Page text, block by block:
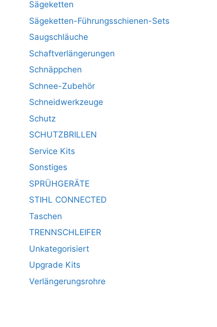
Sägeketten
Sägeketten-Führungsschienen-Sets
Saugschläuche
Schaftverlängerungen
Schnäppchen
Schnee-Zubehör
Schneidwerkzeuge
Schutz
SCHUTZBRILLEN
Service Kits
Sonstiges
SPRÜHGERÄTE
STIHL CONNECTED
Taschen
TRENNSCHLEIFER
Unkategorisiert
Upgrade Kits
Verlängerungsrohre